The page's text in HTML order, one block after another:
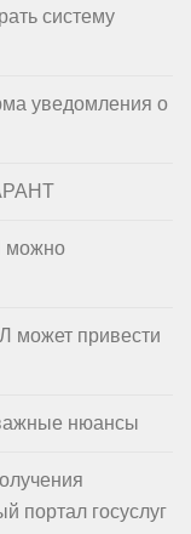
систему
уведомления о
можно
может привести
нюансы
портал госуслуг